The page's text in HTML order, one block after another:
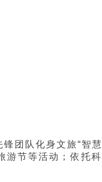
团队化身文旅“智
游节等活动；依托